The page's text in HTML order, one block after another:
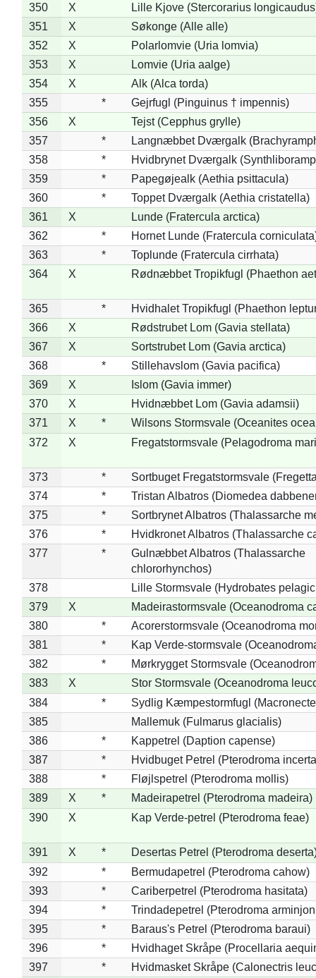
350 X
Lille Kjove (Stercorarius
351
X
Søkonge (Alle alle)
352
X
Polarlomvie (Uria lomvia)
353
X
Lomvie (Uria aalge)
354
X
Alk (Alca torda)
355
*
Gejrfugl (Pinguinus † impennis)
356
X
Tejst (Cepphus grylle)
357
*
Langnæbbet Dværgalk
358
*
Hvidbrynet Dværgalk
359
*
Papegøjealk (Aethia psittacula)
360
*
Toppet Dværgalk (Aethia cristatella)
361
X
Lunde (Fratercula arctica)
362
*
Hornet Lunde (Fratercula
363
*
Toplunde (Fratercula cirrhata)
364
X Rødnæbbet Tropikfugl (Phaethon
365 *
Hvidhalet Tropikfugl (Phaethon
366
X
Rødstrubet Lom (Gavia stellata)
367
X
Sortstrubet Lom (Gavia arctica)
368
*
Stillehavslom (Gavia pacifica)
369
X
Islom (Gavia immer)
370
X
Hvidnæbbet Lom (Gavia adamsii)
371
X *
Wilsons Stormsvale (Oceanites
372
X Fregatstormsvale (Pelagodroma
373 *
Sortbuget Fregatstormsvale
374
*
Tristan Albatros (Diomedea
375
*
Sortbrynet Albatros (Thalassarche
376
*
Hvidkronet Albatros (Thalassarche
377
*
Gulnæbbet Albatros (Thalassarche
chlororhynchos)
378
Lille Stormsvale (Hydrobates
379
X
Madeirastormsvale (Oceanodroma
380
*
Acorerstormsvale (Oceanodroma
381
*
Kap Verde-stormsvale
382
*
Mørkrygget Stormsvale
383
X
Stor Stormsvale (Oceanodroma
384
*
Sydlig Kæmpestormfugl
385
Mallemuk (Fulmarus glacialis)
386
*
Kappetrel (Daption capense)
387
*
Hvidbuget Petrel (Pterodroma
388
*
Fløjlspetrel (Pterodroma mollis)
389
X *
Madeirapetrel (Pterodroma madeira)
390
X Kap Verde-petrel (Pterodroma feae)
391 X *
Desertas Petrel (Pterodroma
392
*
Bermudapetrel (Pterodroma cahow)
393
*
Cariberpetrel (Pterodroma hasitata)
394
*
Trindadepetrel (Pterodroma
395
*
Baraus's Petrel (Pterodroma baraui)
396
*
Hvidhaget Skråpe (Procellaria
397
*
Hvidmasket Skråpe (Calonectris